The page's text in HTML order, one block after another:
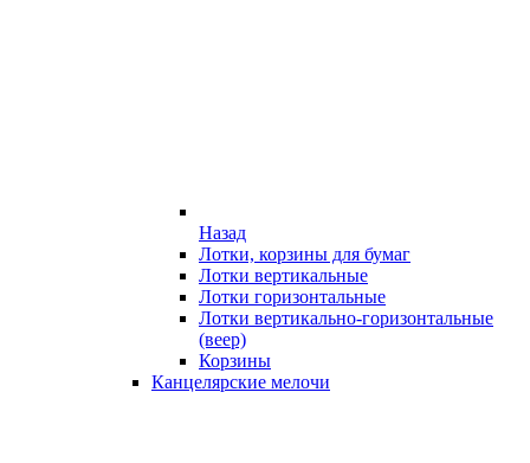
Назад
Лотки, корзины для бумаг
Лотки вертикальные
Лотки горизонтальные
Лотки вертикально-горизонтальные
(веер)
Корзины
Канцелярские мелочи